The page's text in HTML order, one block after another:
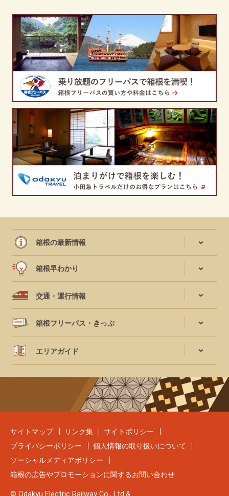
箱根の最新情報
箱根早わかり
交通・運行情報
箱根フリーパス・きっぷ
エリアガイド
サイトマップ リンク集
サイトポリシー
プライバシーポリシー
個人情報の取り扱いについて
ソーシャルメディアポリシー
箱根の広告やプロモーションに関するお問い合わせ
© Odakyu Electric Railway Co., Ltd.&